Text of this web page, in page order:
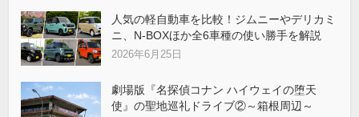
人気の軽自動車を比較！ジムニーやデリカミ
ニ、N-BOXほか全6車種の使い勝手を解説
2026年6月25日
劇場版『名探偵コナン ハイウェイの堕天
使』の聖地巡礼ドライブ②～箱根周辺～